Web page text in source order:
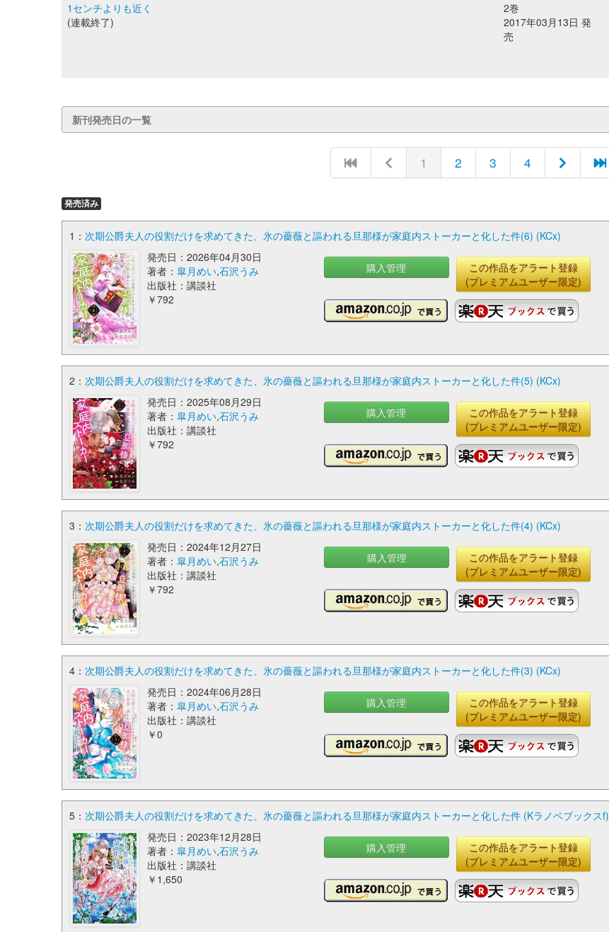
1センチよりも近く
(連載終了)
2巻
2017年03月13日 発
売
新刊発売日の一覧
1 2 3 4
発売済み
1： 次期公爵夫人の役割だけを求めてきた、氷の薔薇と謳われる旦那様が家庭内ストーカーと化した件(6) (KCx)
発売日：2026年04月30日
著者： 皐月めい,石沢うみ
出版社：講談社
￥792
購入管理
この作品をアラート登録
(プレミアムユーザー限定)
2： 次期公爵夫人の役割だけを求めてきた、氷の薔薇と謳われる旦那様が家庭内ストーカーと化した件(5) (KCx)
発売日：2025年08月29日
著者： 皐月めい,石沢うみ
出版社：講談社
￥792
購入管理
この作品をアラート登録
(プレミアムユーザー限定)
3： 次期公爵夫人の役割だけを求めてきた、氷の薔薇と謳われる旦那様が家庭内ストーカーと化した件(4) (KCx)
発売日：2024年12月27日
著者：皐月めい,石沢うみ
出版社：講談社
￥792
購入管理
この作品をアラート登録
(プレミアムユーザー限定)
4： 次期公爵夫人の役割だけを求めてきた、氷の薔薇と謳われる旦那様が家庭内ストーカーと化した件(3) (KCx)
発売日：2024年06月28日
著者： 皐月めい,石沢うみ
出版社：講談社
￥0
購入管理
この作品をアラート登録
(プレミアムユーザー限定)
5： 次期公爵夫人の役割だけを求めてきた、氷の薔薇と謳われる旦那様が家庭内ストーカーと化した件 (Kラノベブックスf)
発売日：2023年12月28日
著者： 皐月めい,石沢うみ
出版社：講談社
￥1,650
購入管理
この作品をアラート登録
(プレミアムユーザー限定)